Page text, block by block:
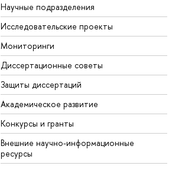
Научные подразделения
Исследовательские проекты
Мониторинги
Диссертационные советы
Защиты диссертаций
Академическое развитие
Конкурсы и гранты
Внешние научно-информационные
ресурсы